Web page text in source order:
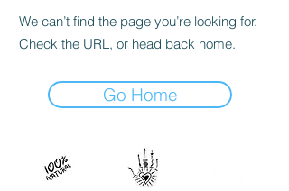
We can’t find the page you’re looking for.
Check the URL, or head back home.
Go Home